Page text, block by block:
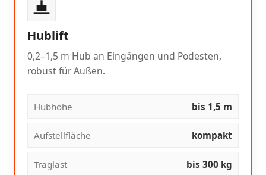
Hublift
0,2–1,5 m Hub an Eingängen und Podesten,
robust für Außen.
Hubhöhe bis 1,5 m
Aufstellfläche kompakt
Traglast bis 300 kg